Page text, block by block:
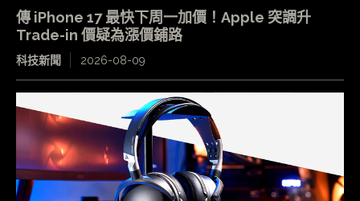
傳 iPhone 17 最快下周一加價！Apple 突調升
Trade-in 價疑為漲價鋪路
科技新聞 2026-08-09